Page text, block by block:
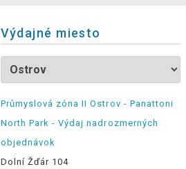
Výdajné miesto
Průmyslová zóna II Ostrov - Panattoni
North Park - Výdaj nadrozmerných
objednávok
Dolní Žďár 104